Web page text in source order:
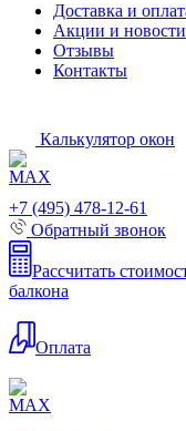
Доставка и
Акции и новости
Отзывы
Контакты
Калькулятор окон
+7 (495) 478-12-61
Обратный звонок
Рассчитать
балкона
Оплата